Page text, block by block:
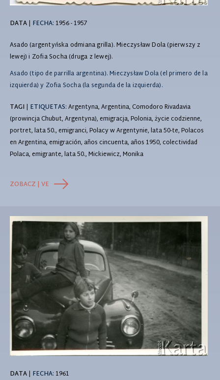
DATA| FECHA: 1956 - 1957
Asado (argentyńska odmiana grilla). Mieczysław Dola (pierwszy z
lewej) i Zofia Socha (druga z lewej).
Asado (tipo de parrilla argentina). Mieczysław Dola (el primero de la
izquierda) y Zofia Socha (la segunda de la izquierda).
TAGI | ETIQUETAS: Argentyna, Argentina, Comodoro Rivadavia
(prowincja Chubut, Argentyna), emigracja, Polonia, życie codzienne,
portret, lata 50., emigranci, Polacy w Argentynie, lata 50-te, Polacos
en Argentina, emigración, años cincuenta, años 1950, colectividad
Polaca, emigrante, lata 50., Mickiewicz, Monika
ZOBACZ | VE
DATA| FECHA: 1961